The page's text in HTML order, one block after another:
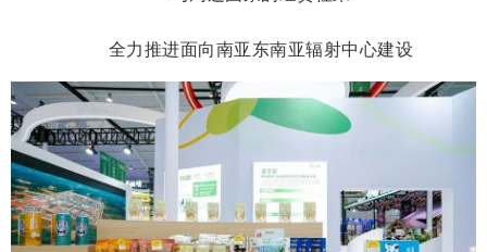
全力推进面向南亚东南亚辐射中心建设